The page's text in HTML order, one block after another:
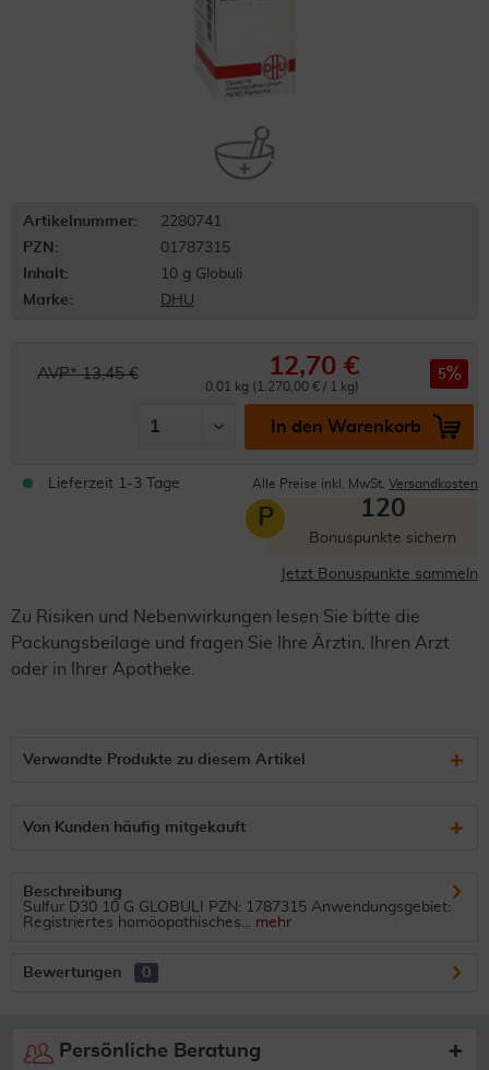
Artikelnummer:
2280741
PZN:
01787315
Inhalt:
10 g Globuli
Marke:
DHU
AVP* 13,45 € 12,70 €
0.01 kg (1.270,00 € / 1 kg)
5
In den Warenkorb
Lieferzeit 1-3 Tage Alle Preise inkl. MwSt. Versandkosten
P 120
Bonuspunkte sichern
Jetzt Bonuspunkte sammeln
Zu Risiken und Nebenwirkungen lesen Sie bitte die
Packungsbeilage und fragen Sie Ihre Ärztin, Ihren Arzt
oder in Ihrer Apotheke.
Verwandte Produkte zu diesem Artikel
Von Kunden häufig mitgekauft
Beschreibung
Sulfur D30 10 G GLOBULI PZN: 1787315 Anwendungsgebiet:
Registriertes homöopathisches... mehr
Bewertungen 0
Persönliche Beratung